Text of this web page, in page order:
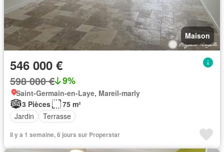
Maison
546 000 €
598 000 € 9%
Saint-Germain-en-Laye, Mareil-marly
3 Pièces
75 m²
Jardin
Terrasse
Il y a 1 semaine, 6 jours sur Properstar